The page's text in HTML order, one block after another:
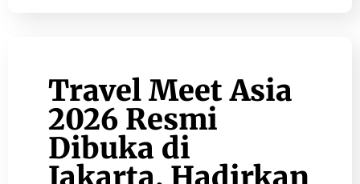
Travel Meet Asia
2026 Resmi
Dibuka di